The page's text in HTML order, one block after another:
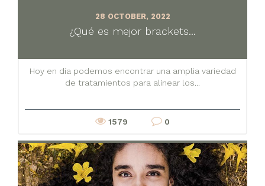
28 OCTOBER, 2022
¿Qué es mejor brackets...
Hoy en día podemos encontrar una amplia variedad
de tratamientos para alinear los...
1579 0